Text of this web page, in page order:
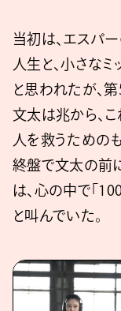
当初は、エスパ
人生と、小さな
と思われたが、
文太は兆から、
人を救うための
終盤で文太の前
は、心の中で「
と叫んでいた。